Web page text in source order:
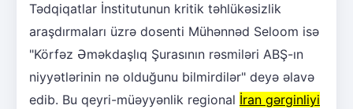
Tədqiqatlar İnstitutunun kritik təhlükəsizlik
araşdırmaları üzrə dosenti Mühənnəd Seloom isə
"Körfəz Əməkdaşlıq Şurasının rəsmiləri ABŞ-ın
niyyətlərinin nə olduğunu bilmirdilər" deyə əlavə
edib. Bu qeyri-müəyyənlik regional İran gərginliyi